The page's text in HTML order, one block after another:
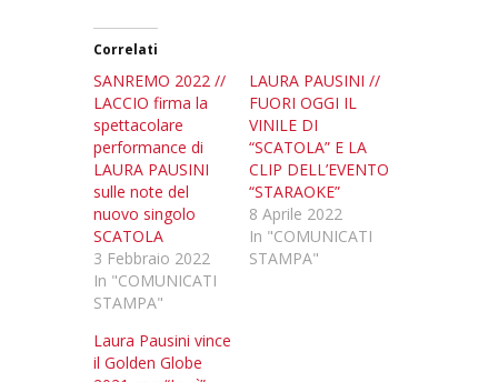
Correlati
SANREMO 2022 //
LACCIO firma la
spettacolare
performance di
LAURA PAUSINI
sulle note del
nuovo singolo
SCATOLA
3 Febbraio 2022
In "COMUNICATI
STAMPA"
LAURA PAUSINI //
FUORI OGGI IL
VINILE DI
“SCATOLA” E LA
CLIP DELL’EVENTO
“STARAOKE”
8 Aprile 2022
In "COMUNICATI
STAMPA"
Laura Pausini vince
il Golden Globe